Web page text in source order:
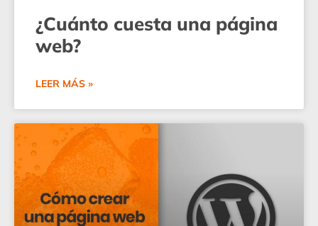
¿Cuánto cuesta una página
web?
LEER MÁS »